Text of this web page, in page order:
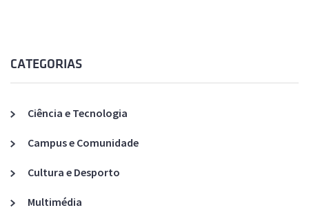
CATEGORIAS
Ciência e Tecnologia
Campus e Comunidade
Cultura e Desporto
Multimédia